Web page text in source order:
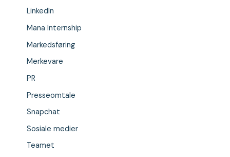
LinkedIn
Mana Internship
Markedsføring
Merkevare
PR
Presseomtale
Snapchat
Sosiale medier
Teamet